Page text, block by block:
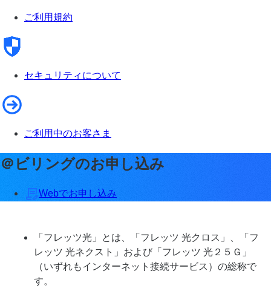
ご利用規約
セキュリティについて
ご利用中のお客さま
＠ビリングのお申し込み
Webでお申し込み
「フレッツ光」とは、「フレッツ 光クロス」、「フ
レッツ 光ネクスト」および「フレッツ 光２５Ｇ」
（いずれもインターネット接続サービス）の総称で
す。